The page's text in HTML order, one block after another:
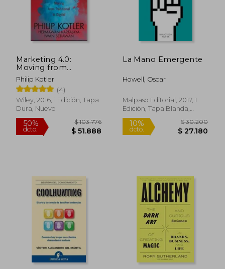
50%
dcto.
$ 103.172
$ 51.586 dcto.
Marketing 4.0:
Moving from
Traditional to Digital
(en Inglés)
Philip Kotler
(4)
Wiley, 2016, 1 Edición, Tapa
Dura, Nuevo
50% $ 103.776
La Mano Emergente
Howell, Oscar
Malpaso Editorial, 2017, 1
Edición, Tapa Blanda,
Nuevo
10%